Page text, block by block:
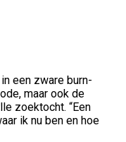
een zware burn-
maar ook de
zoektocht. “Een
ik nu ben en hoe